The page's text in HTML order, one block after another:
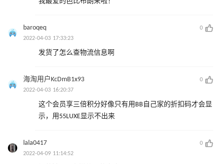
baroqeq
0
2022-04-03 17:33:23
发货了怎么查物流信息啊
海淘用户KcDmB1x93
0
2022-04-03 16:20:37
这个会员享三倍积分好像只有用BB自己家的折扣码才会显
示，用55LUXE显示不出来
lala0417
0
2022-04-09 11:14:52